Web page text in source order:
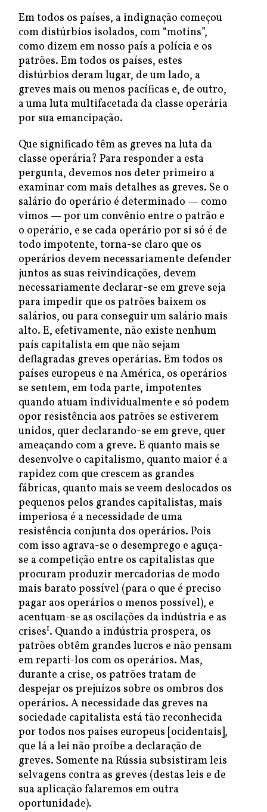
Em todos os países, a indignação começou
com distúrbios isolados, com “motins”,
como dizem em nosso país a polícia e os
patrões. Em todos os países, estes
distúrbios deram lugar, de um lado, a
greves mais ou menos pacíficas e, de outro,
a uma luta multifacetada da classe operária
por sua emancipação.
Que significado têm as greves na luta da
classe operária? Para responder a esta
pergunta, devemos nos deter primeiro a
examinar com mais detalhes as greves. Se o
salário do operário é determinado — como
vimos — por um convênio entre o patrão e
o operário, e se cada operário por si só é de
todo impotente, torna-se claro que os
operários devem necessariamente defender
juntos as suas reivindicações, devem
necessariamente declarar-se em greve seja
para impedir que os patrões baixem os
salários, ou para conseguir um salário mais
alto. E, efetivamente, não existe nenhum
país capitalista em que não sejam
deflagradas greves operárias. Em todos os
países europeus e na América, os operários
se sentem, em toda parte, impotentes
quando atuam individualmente e só podem
opor resistência aos patrões se estiverem
unidos, quer declarando-se em greve, quer
ameaçando com a greve. E quanto mais se
desenvolve o capitalismo, quanto maior é a
rapidez com que crescem as grandes
fábricas, quanto mais se veem deslocados os
pequenos pelos grandes capitalistas, mais
imperiosa é a necessidade de uma
resistência conjunta dos operários. Pois
com isso agrava-se o desemprego e aguça-
se a competição entre os capitalistas que
procuram produzir mercadorias de modo
mais barato possível (para o que é preciso
pagar aos operários o menos possível), e
acentuam-se as oscilações da indústria e as
crises1. Quando a indústria prospera, os
patrões obtêm grandes lucros e não pensam
em reparti-los com os operários. Mas,
durante a crise, os patrões tratam de
despejar os prejuízos sobre os ombros dos
operários. A necessidade das greves na
sociedade capitalista está tão reconhecida
por todos nos países europeus [ocidentais],
que lá a lei não proíbe a declaração de
greves. Somente na Rússia subsistiram leis
selvagens contra as greves (destas leis e de
sua aplicação falaremos em outra
oportunidade).